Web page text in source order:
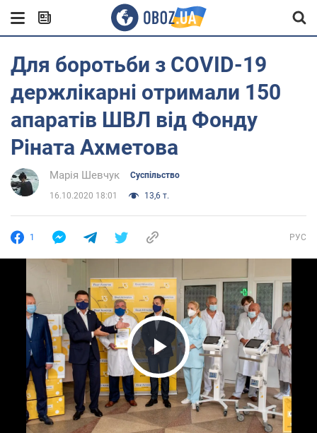
Для боротьби з COVID-19
держлікарні отримали 150
апаратів ШВЛ від Фонду
Ріната Ахметова
Марія Шевчук Суспільство
16.10.2020 18:01 13,6 т.
1 РУС
Play Video